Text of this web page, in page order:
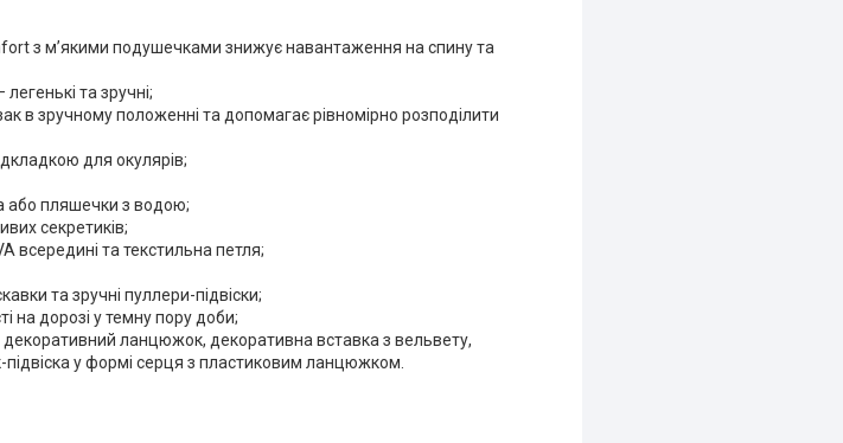
з м’якими подушечками знижує навантаження на спину та
та зручні;
в зручному положенні та допомагає рівномірно розподілити
для окулярів;
або пляшечки з водою;
секретиків;
всередині та текстильна петля;
та зручні пуллери-підвіски;
на дорозі у темну пору доби;
декоративний ланцюжок, декоративна вставка з вельвету,
у формі серця з пластиковим ланцюжком.